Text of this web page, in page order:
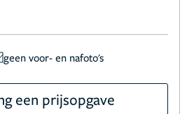
geen voor- en nafoto's
een prijsopgave